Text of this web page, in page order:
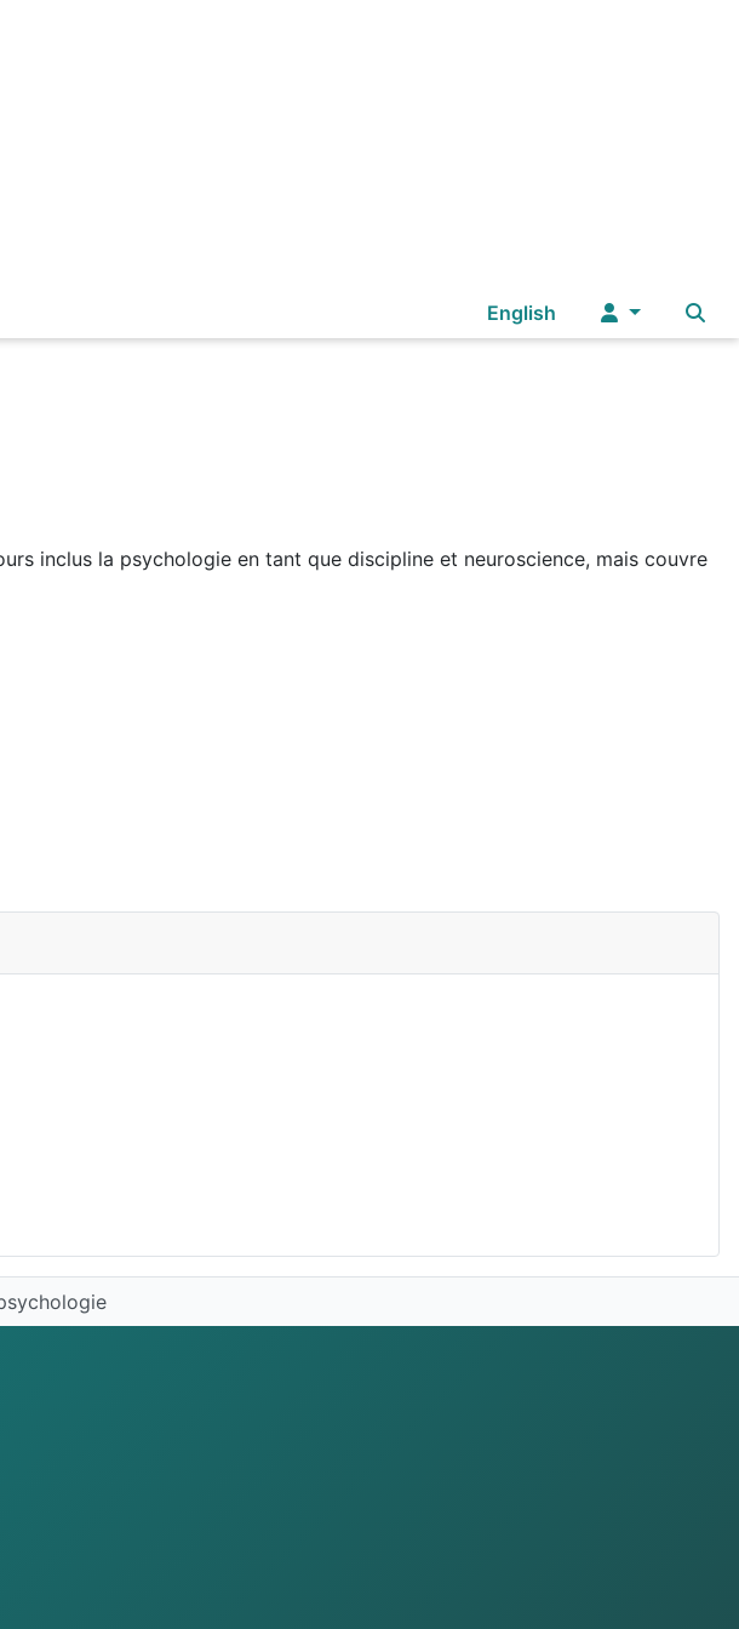
English
inclus la psychologie en tant que discipline et neuroscience, mais couvre